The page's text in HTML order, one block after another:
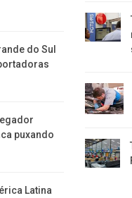
do Sul
puxando
Latina